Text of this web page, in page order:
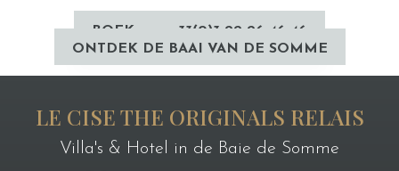
BOEK
+33(0)3 22 26 46 46
ONTDEK DE BAAI VAN DE SOMME
LE CISE THE ORIGINALS RELAIS
Villa's & Hotel in de Baie de Somme